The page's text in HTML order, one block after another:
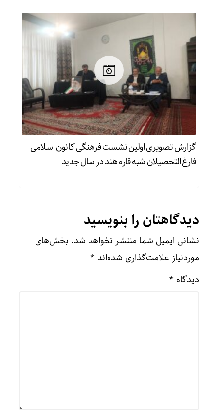
گزارش تصویری اولین نشست فرهنگی کانون اسلامی
فارغ التحصیلان شبه قاره هند در سال جدید
دیدگاهتان را بنویسید
نشانی ایمیل شما منتشر نخواهد شد. بخش‌های
موردنیاز علامت‌گذاری شده‌اند *
دیدگاه *